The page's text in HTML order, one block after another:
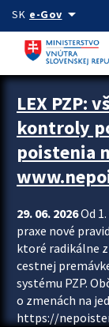
Preskocit na hlavný
SK e-Govarrow_drop_down
Zastavit automatický
LEX PZP:
kontroly
poistenia
29. 06. 2026Od
praxe nové
ktoré radikálne
cestnej
systému PZP.
o zmenách na
https://